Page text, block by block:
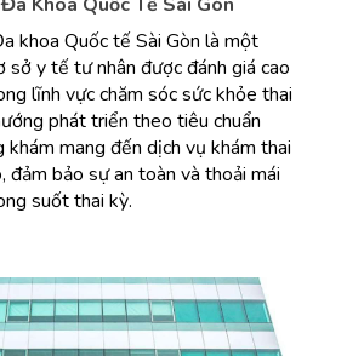
khoa Quốc tế Sài Gòn là một
sở y tế tư nhân được đánh giá cao
lĩnh vực chăm sóc sức khỏe thai
phát triển theo tiêu chuẩn
khám mang đến dịch vụ khám thai
đảm bảo sự an toàn và thoải mái
suốt thai kỳ.